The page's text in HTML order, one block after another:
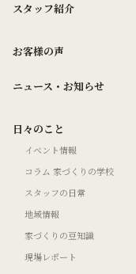
スタッフ紹介
お客様の声
ニュース・お知らせ
日々のこと
イベント情報
コラム 家づくりの学校
スタッフの日常
地域情報
家づくりの豆知識
現場レポート